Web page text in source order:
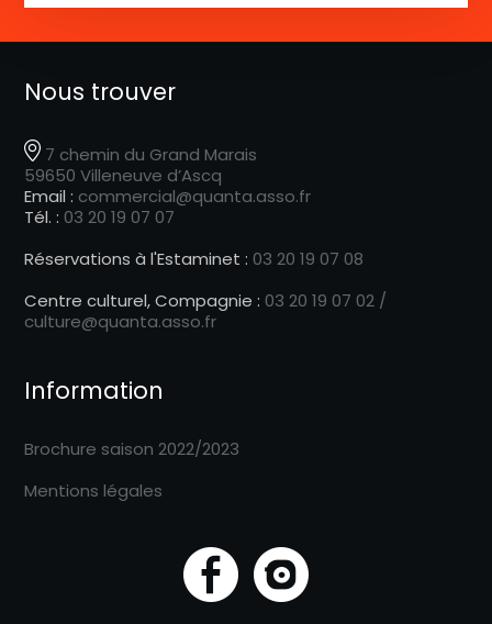
Nous trouver
7 chemin du Grand Marais
59650 Villeneuve d’Ascq
Email : commercial@quanta.asso.fr
Tél. : 03 20 19 07 07
Réservations à l'Estaminet :03 20 19 07 08
Centre culturel, Compagnie :03 20 19 07 02 /
culture@quanta.asso.fr
Information
Brochure saison 2022/2023
Mentions légales